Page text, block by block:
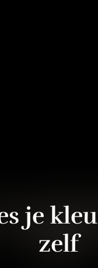
je
zelf